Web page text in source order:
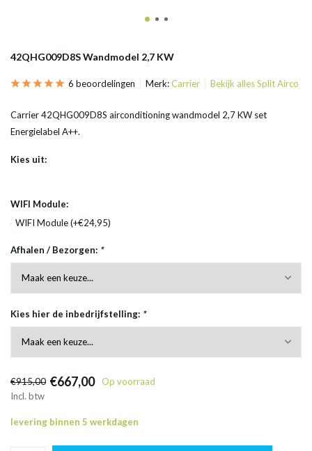
42QHG009D8S Wandmodel 2,7 KW
6 beoordelingen Merk:Carrier Bekijk alles Split Airco
Carrier 42QHG009D8S airconditioning wandmodel 2,7 KW set
Energielabel A++.
Kies uit:
WIFI Module:
WIFI Module (+€24,95)
Afhalen / Bezorgen: *
Kies hier de inbedrijfstelling: *
€915,00 €667,00
Op voorraad
Incl. btw
levering binnen 5 werkdagen